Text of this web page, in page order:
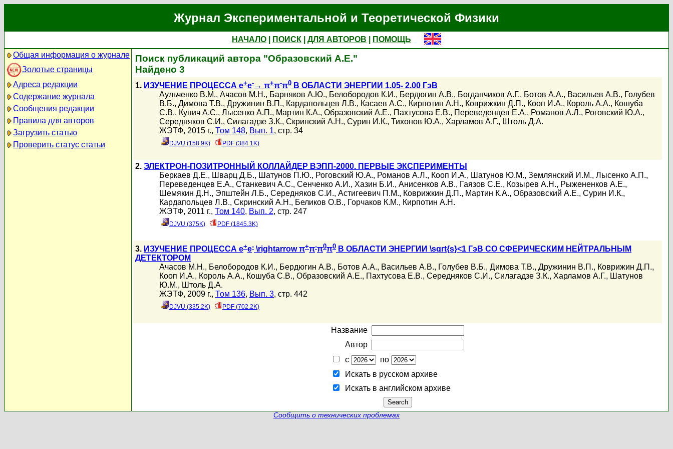
Журнал Экспериментальной и Теоретической Физики
НАЧАЛО ПОИСК ДЛЯ АВТОРОВ
ПОМОЩЬ
Общая информация о журнале
Золотые страницы
Адреса редакции
Содержание журнала
Сообщения редакции
Правила для авторов
Загрузить статью
Проверить статус статьи
Поиск публикаций автора "Образовский А.Е."
Найдено 3
1. ИЗУЧЕНИЕ ПРОЦЕССА e+e- → π+π-π0 В ОБЛАСТИ ЭНЕРГИИ 1.05- 2.00 ГэВ
Аульченко В.М., Ачасов М.Н., Барняков А.Ю., Белобородов К.И., Бердюгин А.В., Богданчиков А.Г., Ботов А.А., Васильев А.В., Голубев
В.Б., Димова Т.В., Дружинин В.П., Кардапольцев Л.В., Касаев А.С., Кирпотин А.Н., Коврижкин Д.П., Кооп И.А., Король А.А., Кошуба
С.В., Купич А.С., Лысенко А.П., Мартин К.А., Образовский А.Е., Пахтусова Е.В., Переведенцев Е.А., Романов А.Л., Роговский Ю.А.,
Середняков С.И., Силагадзе З.К., Скринский А.Н., Сурин И.К., Тихонов Ю.А., Харламов А.Г., Штоль Д.А.
ЖЭТФ, 2015 г., Том 148, Вып. 1, стр. 34
DJVU (158.9K) PDF (384.1K)
2. ЭЛЕКТРОН-ПОЗИТРОННЫЙ КОЛЛАЙДЕР ВЭПП-2000. ПЕРВЫЕ ЭКСПЕРИМЕНТЫ
Беркаев Д.Е., Шварц Д.Б., Шатунов П.Ю., Роговский Ю.А., Романов А.Л., Кооп И.А., Шатунов Ю.М., Землянский И.М., Лысенко А.П.,
Переведенцев Е.А., Станкевич А.С., Сенченко А.И., Хазин Б.И., Анисенков А.В., Гаязов С.Е., Козырев А.Н., Рыжененков А.Е.,
Шемякин Д.Н., Эпштейн Л.Б., Середняков С.И., Астигеевич П.М., Коврижкин Д.П., Мартин К.А., Образовский А.Е., Сурин И.К.,
Кардапольцев Л.В., Скринский А.Н., Беликов О.В., Горчаков К.М., Кирпотин А.Н.
ЖЭТФ, 2011 г., Том 140, Вып. 2, стр. 247
DJVU (375K) PDF (1845.3K)
3. ИЗУЧЕНИЕ ПРОЦЕССА e+e- \rightarrow π+π-π0π0 В ОБЛАСТИ ЭНЕРГИИ \sqrt{s}<1 ГэВ СО СФЕРИЧЕСКИМ НЕЙТРАЛЬНЫМ
ДЕТЕКТОРОМ
Ачасов М.Н., Белобородов К.И., Бердюгин А.В., Ботов А.А., Васильев А.В., Голубев В.Б., Димова Т.В., Дружинин В.П., Коврижин Д.П.,
Кооп И.А., Король А.А., Кошуба С.В., Образовский А.Е., Пахтусова Е.В., Середняков С.И., Силагадзе З.К., Харламов А.Г., Шатунов
Ю.М., Штоль Д.А.
ЖЭТФ, 2009 г., Том 136, Вып. 3, стр. 442
DJVU (335.2K) PDF (702.2K)
Название
Автор
с
по
Искать в русском архиве
Искать в английском архиве
Сообщить о технических проблемах